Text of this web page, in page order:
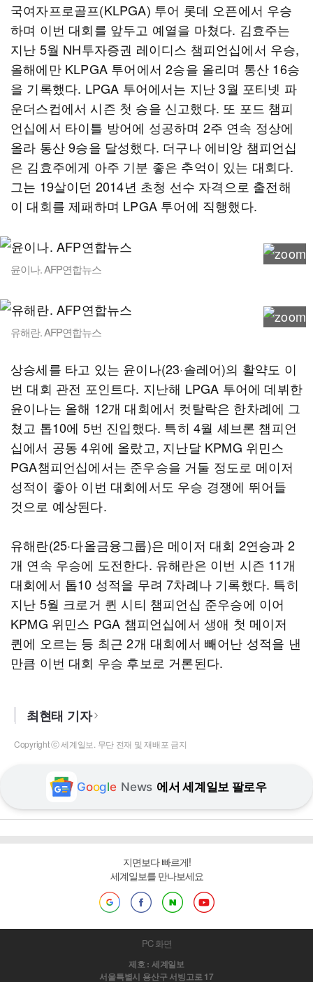
국여자프로골프(KLPGA) 투어 롯데 오픈에서 우승
하며 이번 대회를 앞두고 예열을 마쳤다. 김효주는
지난 5월 NH투자증권 레이디스 챔피언십에서 우승,
올해에만 KLPGA 투어에서 2승을 올리며 통산 16승
을 기록했다. LPGA 투어에서는 지난 3월 포티넷 파
운더스컵에서 시즌 첫 승을 신고했다. 또 포드 챔피
언십에서 타이틀 방어에 성공하며 2주 연속 정상에
올라 통산 9승을 달성했다. 더구나 에비앙 챔피언십
은 김효주에게 아주 기분 좋은 추억이 있는 대회다.
그는 19살이던 2014년 초청 선수 자격으로 출전해
이 대회를 제패하며 LPGA 투어에 직행했다.
윤이나. AFP연합뉴스
유해란. AFP연합뉴스
상승세를 타고 있는 윤이나(23·솔레어)의 활약도 이
번 대회 관전 포인트다. 지난해 LPGA 투어에 데뷔한
윤이나는 올해 12개 대회에서 컷탈락은 한차례에 그
쳤고 톱10에 5번 진입했다. 특히 4월 셰브론 챔피언
십에서 공동 4위에 올랐고, 지난달 KPMG 위민스
PGA챔피언십에서는 준우승을 거둘 정도로 메이저
성적이 좋아 이번 대회에서도 우승 경쟁에 뛰어들
것으로 예상된다.
유해란(25·다올금융그룹)은 메이저 대회 2연승과 2
개 연속 우승에 도전한다. 유해란은 이번 시즌 11개
대회에서 톱10 성적을 무려 7차례나 기록했다. 특히
지난 5월 크로거 퀸 시티 챔피언십 준우승에 이어
KPMG 위민스 PGA 챔피언십에서 생애 첫 메이저
퀸에 오르는 등 최근 2개 대회에서 빼어난 성적을 낸
만큼 이번 대회 우승 후보로 거론된다.
최현태 기자
Copyright ⓒ 세계일보. 무단 전재 및 재배포 금지
Google News 에서 세계일보 팔로우
지면보다 빠르게!
세계일보를 만나보세요
PC 화면
제호 : 세계일보
서울특별시 용산구 서빙고로 17